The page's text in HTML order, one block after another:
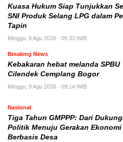
Kuasa Hukum Siap Tunjukkan
SNI Produk Selang LPG dalam
Tapin
Minggu, 9 Agu 2026 - 09:33 WIB
Breaking News
Kebakaran hebat melanda SPBU
Cilendek Cemplang Bogor
Minggu, 9 Agu 2026 - 09:14 WIB
Nasional
Tiga Tahun GMPPP: Dari
Politik Menuju Gerakan Ekonomi
Berbasis Desa